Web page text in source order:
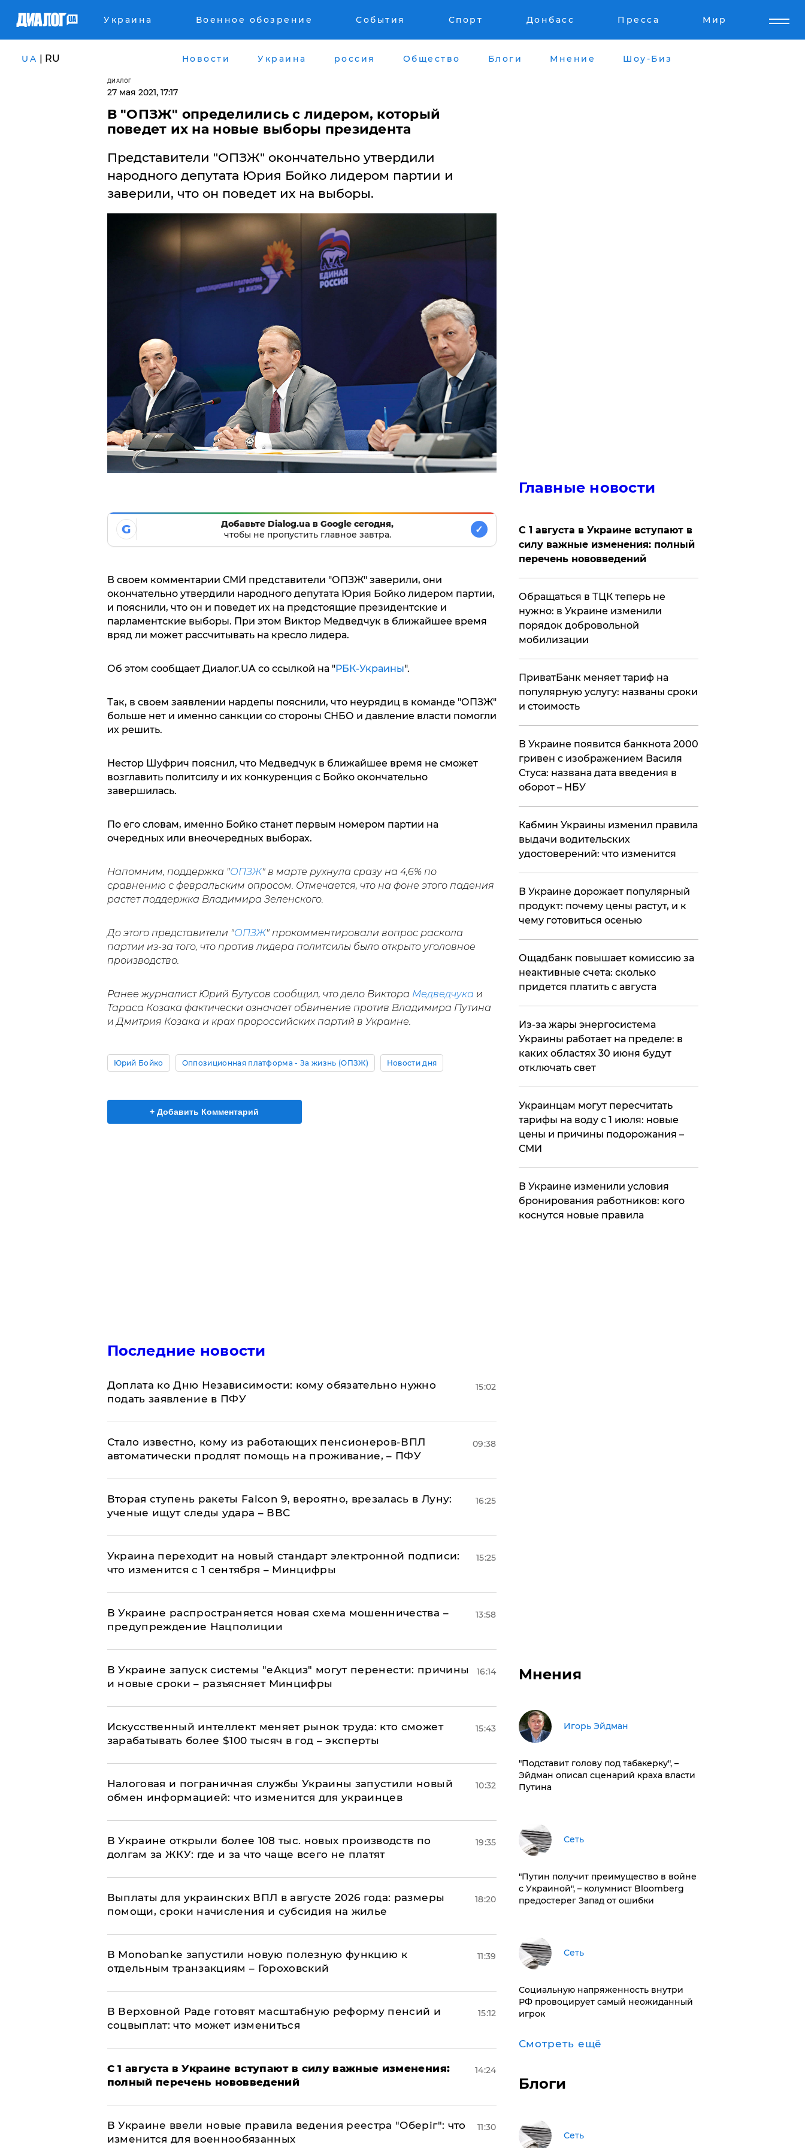
Украина Военное обозрение События Спорт Донбасс Пресса Мир
UA | RU Новости Украина россия Общество Блоги Мнение Шоу-Биз
ДИАЛОГ
27 мая 2021, 17:17
В "ОПЗЖ" определились с лидером, который
поведет их на новые выборы президента
Представители "ОПЗЖ" окончательно утвердили
народного депутата Юрия Бойко лидером партии и
заверили, что он поведет их на выборы.
G
Добавьте Dialog.ua в Google сегодня,
чтобы не пропустить главное завтра.
✓
В своем комментарии СМИ представители "ОПЗЖ" заверили, они
окончательно утвердили народного депутата Юрия Бойко лидером партии,
и пояснили, что он и поведет их на предстоящие президентские и
парламентские выборы. При этом Виктор Медведчук в ближайшее время
вряд ли может рассчитывать на кресло лидера.
Об этом сообщает Диалог.UA со ссылкой на "РБК-Украины".
Так, в своем заявлении нардепы пояснили, что неурядиц в команде "ОПЗЖ"
больше нет и именно санкции со стороны СНБО и давление власти помогли
их решить.
Нестор Шуфрич пояснил, что Медведчук в ближайшее время не сможет
возглавить политсилу и их конкуренция с Бойко окончательно
завершилась.
По его словам, именно Бойко станет первым номером партии на
очередных или внеочередных выборах.
Напомним, поддержка "ОПЗЖ" в марте рухнула сразу на 4,6% по
сравнению с февральским опросом. Отмечается, что на фоне этого падения
растет поддержка Владимира Зеленского.
До этого представители "ОПЗЖ" прокомментировали вопрос раскола
партии из-за того, что против лидера политсилы было открыто уголовное
производство.
Ранее журналист Юрий Бутусов сообщил, что дело Виктора Медведчука и
Тараса Козака фактически означает обвинение против Владимира Путина
и Дмитрия Козака и крах пророссийских партий в Украине.
Юрий Бойко Оппозиционная платформа - За жизнь (ОПЗЖ) Новости дня
+ Добавить Комментарий
Последние новости
Доплата ко Дню Независимости: кому обязательно нужно
подать заявление в ПФУ
15:02
Стало известно, кому из работающих пенсионеров-ВПЛ
автоматически продлят помощь на проживание, – ПФУ
09:38
Вторая ступень ракеты Falcon 9, вероятно, врезалась в Луну:
ученые ищут следы удара – ВВС
16:25
Украина переходит на новый стандарт электронной подписи:
что изменится с 1 сентября – Минцифры
15:25
В Украине распространяется новая схема мошенничества –
предупреждение Нацполиции
13:58
В Украине запуск системы "еАкциз" могут перенести: причины
и новые сроки – разъясняет Минцифры
16:14
Искусственный интеллект меняет рынок труда: кто сможет
зарабатывать более $100 тысяч в год – эксперты
15:43
Налоговая и пограничная службы Украины запустили новый
обмен информацией: что изменится для украинцев
10:32
В Украине открыли более 108 тыс. новых производств по
долгам за ЖКУ: где и за что чаще всего не платят
19:35
Выплаты для украинских ВПЛ в августе 2026 года: размеры
помощи, сроки начисления и субсидия на жилье
18:20
В Мonobankе запустили новую полезную функцию к
отдельным транзакциям – Гороховский
11:39
В Верховной Раде готовят масштабную реформу пенсий и
соцвыплат: что может измениться
15:12
С 1 августа в Украине вступают в силу важные изменения:
полный перечень нововведений
14:24
В Украине ввели новые правила ведения реестра "Оберіг": что
изменится для военнообязанных
11:30
Главные новости
С 1 августа в Украине вступают в
силу важные изменения: полный
перечень нововведений
Обращаться в ТЦК теперь не
нужно: в Украине изменили
порядок добровольной
мобилизации
ПриватБанк меняет тариф на
популярную услугу: названы сроки
и стоимость
В Украине появится банкнота 2000
гривен с изображением Василя
Стуса: названа дата введения в
оборот – НБУ
Кабмин Украины изменил правила
выдачи водительских
удостоверений: что изменится
В Украине дорожает популярный
продукт: почему цены растут, и к
чему готовиться осенью
​Ощадбанк повышает комиссию за
неактивные счета: сколько
придется платить с августа
Из-за жары энергосистема
Украины работает на пределе: в
каких областях 30 июня будут
отключать свет
Украинцам могут пересчитать
тарифы на воду с 1 июля: новые
цены и причины подорожания –
СМИ
В Украине изменили условия
бронирования работников: кого
коснутся новые правила
Мнения
Игорь Эйдман
​"Подставит голову под табакерку", –
Эйдман описал сценарий краха власти
Путина
Сеть
"Путин получит преимущество в войне
с Украиной", – колумнист Bloomberg
предостерег Запад от ошибки
Сеть
Социальную напряженность внутри
РФ провоцирует самый неожиданный
игрок
Смотреть ещё
Блоги
Сеть